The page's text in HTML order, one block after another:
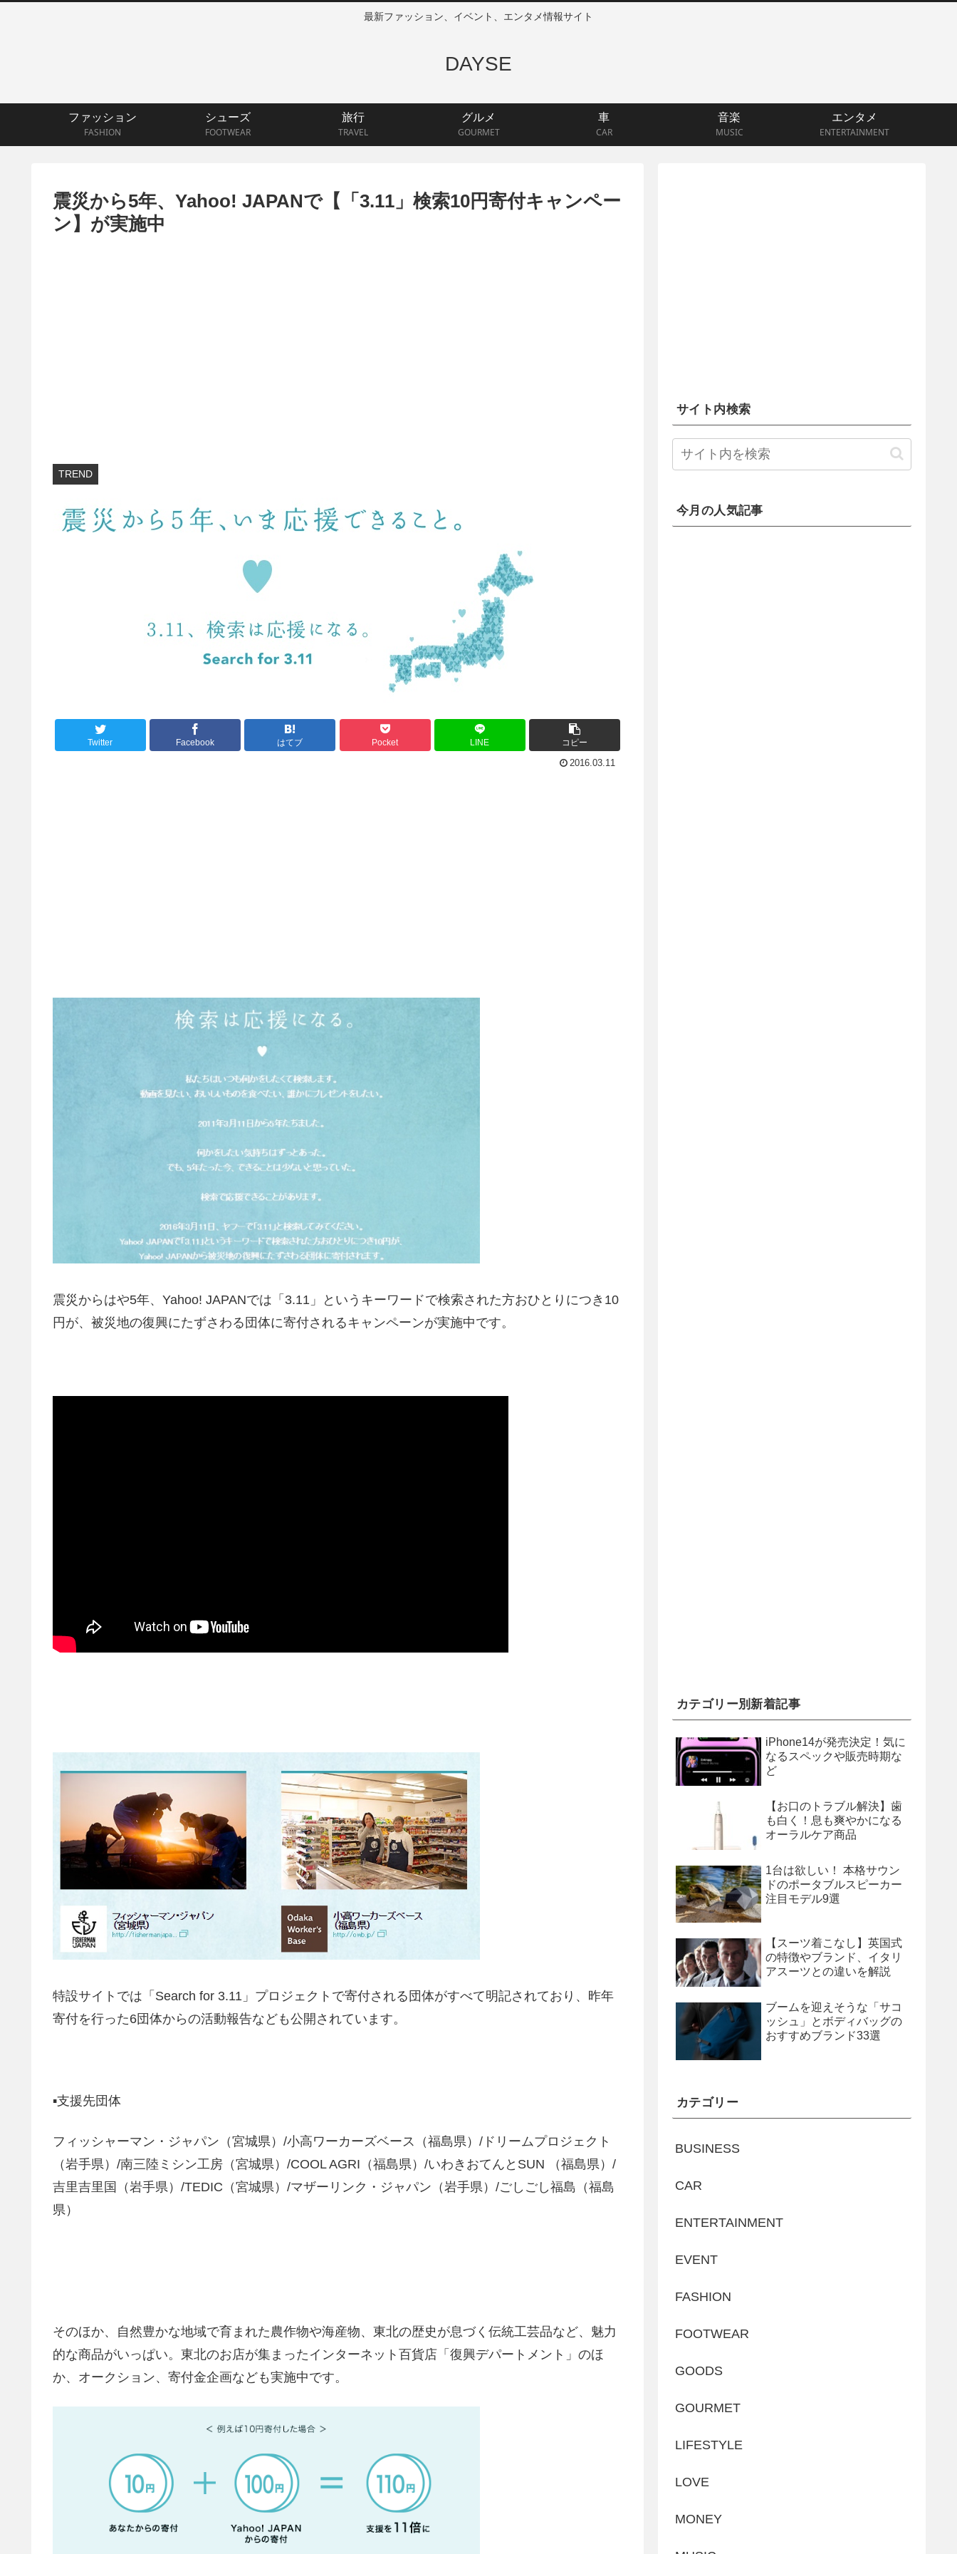
最新ファッション、イベント、エンタメ情報サイト
DAYSE
ファッション
FASHION
シューズ
FOOTWEAR
旅行
TRAVEL
グルメ
GOURMET
車
CAR
音楽
MUSIC
エンタメ
ENTERTAINMENT
震災から5年、Yahoo! JAPANで【「3.11」検索10円寄付キャンペー
ン】が実施中
TREND
Twitter Facebook はてブ Pocket LINE コピー
2016.03.11
震災からはや5年、Yahoo! JAPANでは「3.11」というキーワードで検索された方おひとりにつき10
円が、被災地の復興にたずさわる団体に寄付されるキャンペーンが実施中です。
特設サイトでは「Search for 3.11」プロジェクトで寄付される団体がすべて明記されており、昨年
寄付を行った6団体からの活動報告なども公開されています。
▪支援先団体
フィッシャーマン・ジャパン（宮城県）/小高ワーカーズベース（福島県）/ドリームプロジェクト
（岩手県）/南三陸ミシン工房（宮城県）/COOL AGRI（福島県）/いわきおてんとSUN （福島県）/
吉里吉里国（岩手県）/TEDIC（宮城県）/マザーリンク・ジャパン（岩手県）/ごしごし福島（福島
県）
そのほか、自然豊かな地域で育まれた農作物や海産物、東北の歴史が息づく伝統工芸品など、魅力
的な商品がいっぱい。東北のお店が集まったインターネット百貨店「復興デパートメント」のほ
か、オークション、寄付金企画なども実施中です。
サイト内検索
今月の人気記事
カテゴリー別新着記事
iPhone14が発売決定！気に
なるスペックや販売時期な
ど
【お口のトラブル解決】歯
も白く！息も爽やかになる
オーラルケア商品
1台は欲しい！ 本格サウン
ドのポータブルスピーカー
注目モデル9選
【スーツ着こなし】英国式
の特徴やブランド、イタリ
アスーツとの違いを解説
ブームを迎えそうな「サコ
ッシュ」とボディバッグの
おすすめブランド33選
カテゴリー
BUSINESS
CAR
ENTERTAINMENT
EVENT
FASHION
FOOTWEAR
GOODS
GOURMET
LIFESTYLE
LOVE
MONEY